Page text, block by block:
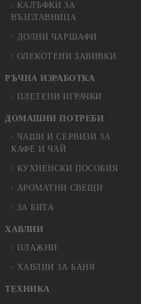
КАЛЪФКИ ЗА
ВЪЗГЛАВНИЦА
ДОЛНИ ЧАРШАФИ
ОЛЕКОТЕНИ ЗАВИВКИ
РЪЧНА ИЗРАБОТКА
ПЛЕТЕНИ ИГРАЧКИ
ДОМАШНИ ПОТРЕБИ
ЧАШИ И СЕРВИЗИ ЗА
КАФЕ И ЧАЙ
КУХНЕНСКИ ПОСОБИЯ
АРОМАТНИ СВЕЩИ
ЗА БИТА
ХАВЛИИ
ПЛАЖНИ
ХАВЛИИ ЗА БАНЯ
ТЕХНИКА